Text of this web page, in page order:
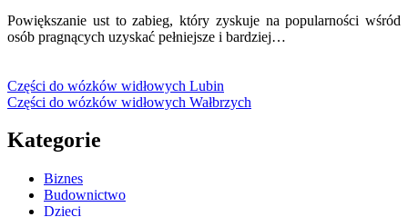
Powiększanie ust to zabieg, który zyskuje na popularności wśród
osób pragnących uzyskać pełniejsze i bardziej…
Części do wózków widłowych Lubin
Części do wózków widłowych Wałbrzych
Kategorie
Biznes
Budownictwo
Dzieci